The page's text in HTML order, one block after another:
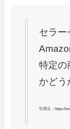
セラー
特定の
かどう
引用元：https://